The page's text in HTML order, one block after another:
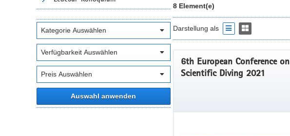
Auswahl anwenden
8 Element(e)
Darstellung als
6th European Conference on
Scientific Diving 2021